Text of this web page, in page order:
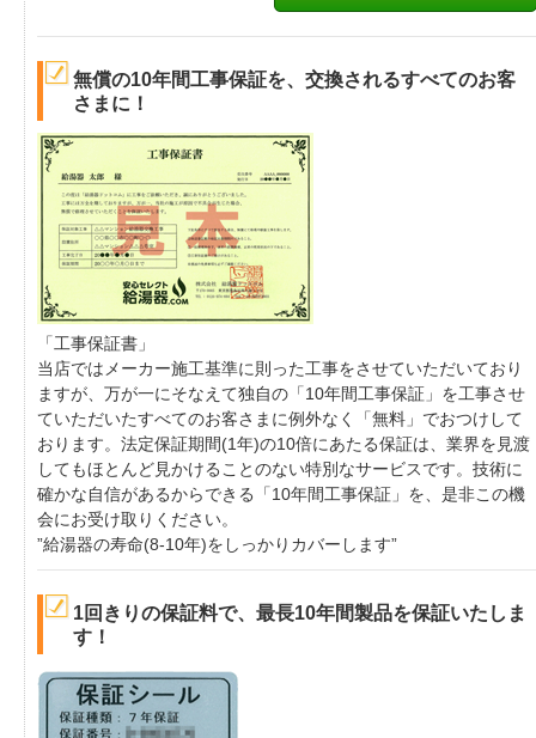
無償の10年間工事保証を、交換されるすべてのお客
さまに！
「工事保証書」
当店ではメーカー施工基準に則った工事をさせていただいており
ますが、万が一にそなえて独自の「10年間工事保証」を工事させ
ていただいたすべてのお客さまに例外なく「無料」でおつけして
おります。法定保証期間(1年)の10倍にあたる保証は、業界を見渡
してもほとんど見かけることのない特別なサービスです。技術に
確かな自信があるからできる「10年間工事保証」を、是非この機
会にお受け取りください。
”給湯器の寿命(8-10年)をしっかりカバーします”
1回きりの保証料で、最長10年間製品を保証いたしま
す！